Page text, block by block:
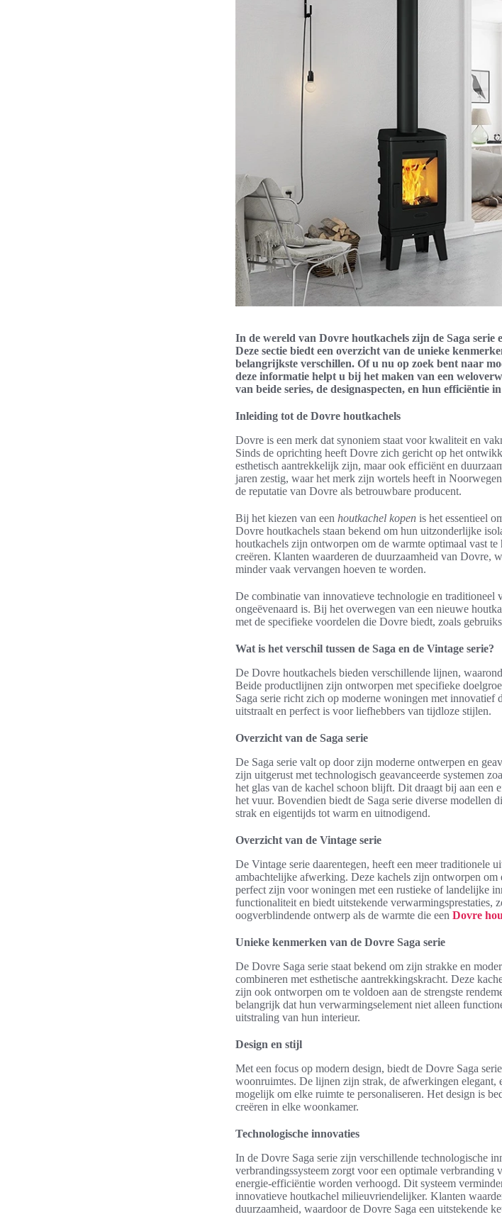
In de wereld van Dovre houtkachels zijn de Saga serie
Deze sectie biedt een overzicht van de unieke
belangrijkste verschillen. Of u nu op zoek bent naar
deze informatie helpt u bij het maken van een
van beide series, de designaspecten, en hun efficiëntie
Inleiding tot de Dovre houtkachels
Dovre is een merk dat synoniem staat voor kwaliteit en
Sinds de oprichting heeft Dovre zich gericht op het
esthetisch aantrekkelijk zijn, maar ook efficiënt en
jaren zestig, waar het merk zijn wortels heeft in
de reputatie van Dovre als betrouwbare producent.
Bij het kiezen van een houtkachel kopen is het essentieel
Dovre houtkachels staan bekend om hun uitzonderlijke
houtkachels zijn ontworpen om de warmte optimaal vast te
creëren. Klanten waarderen de duurzaamheid van Dovre,
minder vaak vervangen hoeven te worden.
De combinatie van innovatieve technologie en traditioneel
ongeëvenaard is. Bij het overwegen van een nieuwe
met de specifieke voordelen die Dovre biedt, zoals
Wat is het verschil tussen de Saga en de Vintage serie?
De Dovre houtkachels bieden verschillende lijnen,
Beide productlijnen zijn ontworpen met specifieke
Saga serie richt zich op moderne woningen met innovatief
uitstraalt en perfect is voor liefhebbers van tijdloze stijlen.
Overzicht van de Saga serie
De Saga serie valt op door zijn moderne ontwerpen en
zijn uitgerust met technologisch geavanceerde systemen
het glas van de kachel schoon blijft. Dit draagt bij aan een
het vuur. Bovendien biedt de Saga serie diverse modellen
strak en eigentijds tot warm en uitnodigend.
Overzicht van de Vintage serie
De Vintage serie daarentegen, heeft een meer traditionele
ambachtelijke afwerking. Deze kachels zijn ontworpen om
perfect zijn voor woningen met een rustieke of landelijke
functionaliteit en biedt uitstekende verwarmingsprestaties,
oogverblindende ontwerp als de warmte die een Dovre
Unieke kenmerken van de Dovre Saga serie
De Dovre Saga serie staat bekend om zijn strakke en
combineren met esthetische aantrekkingskracht. Deze
zijn ook ontworpen om te voldoen aan de strengste
belangrijk dat hun verwarmingselement niet alleen
uitstraling van hun interieur.
Design en stijl
Met een focus op modern design, biedt de Dovre Saga
woonruimtes. De lijnen zijn strak, de afwerkingen elegant,
mogelijk om elke ruimte te personaliseren. Het design is
creëren in elke woonkamer.
Technologische innovaties
In de Dovre Saga serie zijn verschillende technologische
verbrandingssysteem zorgt voor een optimale verbranding
energie-efficiëntie worden verhoogd. Dit systeem
innovatieve houtkachel milieuvriendelijker. Klanten
duurzaamheid, waardoor de Dovre Saga een uitstekende